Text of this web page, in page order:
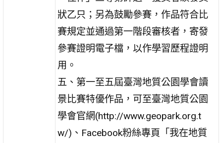
狀乙只；另為鼓勵參賽，作品符合比
賽規定並通過第一階段審核者，寄發
參賽證明電子檔，以作學習歷程證明
用。
五、第一至五屆臺灣地質公園學會讀
景比賽特優作品，可至臺灣地質公園
學會官網(http://www.geopark.org.t
w/)、Facebook粉絲專頁「我在地質